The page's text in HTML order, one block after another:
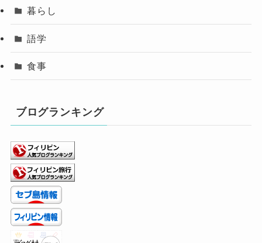
暮らし
語学
食事
ブログランキング